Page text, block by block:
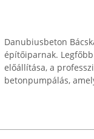
Danubiusbeton
építőiparnak.
előállítása, a
betonpumpálás,